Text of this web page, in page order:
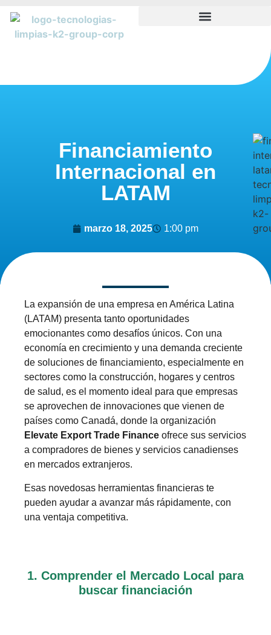
Financiamiento
Internacional en
LATAM
marzo 18, 2025 1:00 pm
La expansión de una empresa en América Latina
(LATAM) presenta tanto oportunidades
emocionantes como desafíos únicos. Con una
economía en crecimiento y una demanda creciente
de soluciones de financiamiento, especialmente en
sectores como la construcción, hogares y centros
de salud, es el momento ideal para que empresas
se aprovechen de innovaciones que vienen de
países como Canadá, donde la organización
Elevate Export Trade Finance ofrece sus servicios
a compradores de bienes y servicios canadienses
en mercados extranjeros.
Esas novedosas herramientas financieras te
pueden ayudar a avanzar más rápidamente, con
una ventaja competitiva.
1. Comprender el Mercado Local para
buscar financiación